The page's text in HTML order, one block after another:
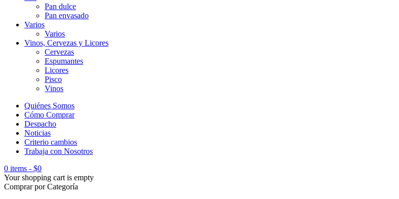
Pan dulce
Pan envasado
Varios
Varios
Vinos, Cervezas y Licores
Cervezas
Espumantes
Licores
Pisco
Vinos
Quiénes Somos
Cómo Comprar
Despacho
Noticias
Criterio cambios
Trabaja con Nosotros
0 items - $0
Your shopping cart is empty
Comprar por Categoría